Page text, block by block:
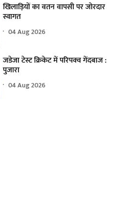
खिलाड़ियों का वतन वापसी पर जोरदार
स्वागत
04 Aug 2026
जडेजा टेस्ट क्रिकेट में परिपक्व गेंदबाज :
पुजारा
04 Aug 2026